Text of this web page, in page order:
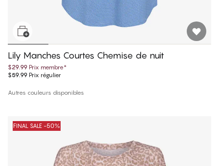
Lily Manches Courtes Chemise de nuit
$29.99 Prix membre*
$59.99 Prix régulier
Autres couleurs disponibles
FINAL SALE -50%